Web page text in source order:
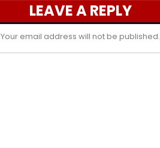
LEAVE A REPLY
Your email address will not be published.